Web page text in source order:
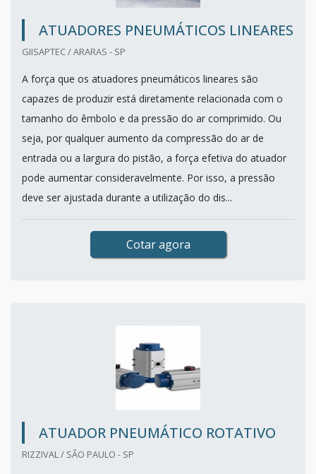
ATUADORES PNEUMÁTICOS LINEARES
GIISAPTEC / ARARAS - SP
A força que os atuadores pneumáticos lineares são
capazes de produzir está diretamente relacionada com o
tamanho do êmbolo e da pressão do ar comprimido. Ou
seja, por qualquer aumento da compressão do ar de
entrada ou a largura do pistão, a força efetiva do atuador
pode aumentar consideravelmente. Por isso, a pressão
deve ser ajustada durante a utilização do dis...
Cotar agora
ATUADOR PNEUMÁTICO ROTATIVO
RIZZIVAL / SÃO PAULO - SP